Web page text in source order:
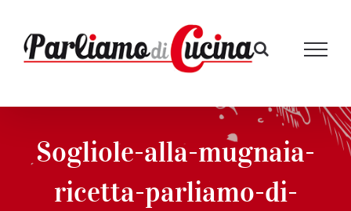
contenuto
Sogliole-alla-mugnaia-
ricetta-parliamo-di-